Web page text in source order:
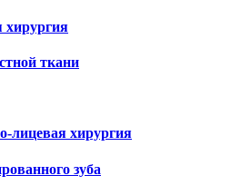
хирургия
ткани
лицевая хирургия
зуба